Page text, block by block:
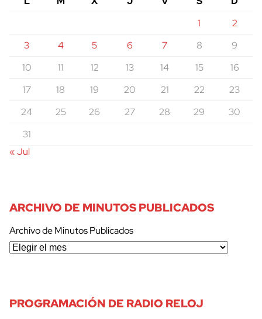
1
2
3
4 5 6 7 8
9
10
11 12 13 14 15
16
17
18 19 20 21 22
23
24
25 26 27 28 29
30
31
« Jul
ARCHIVO DE MINUTOS PUBLICADOS
Archivo de Minutos Publicados
PROGRAMACIÓN DE RADIO RELOJ